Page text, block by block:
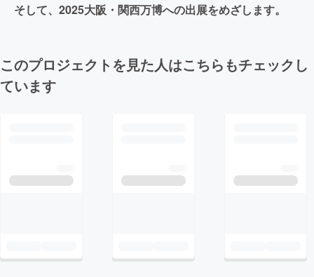
そして、2025大阪・関西万博への出展をめざします。
このプロジェクトを見た人はこちらもチェックし
ています